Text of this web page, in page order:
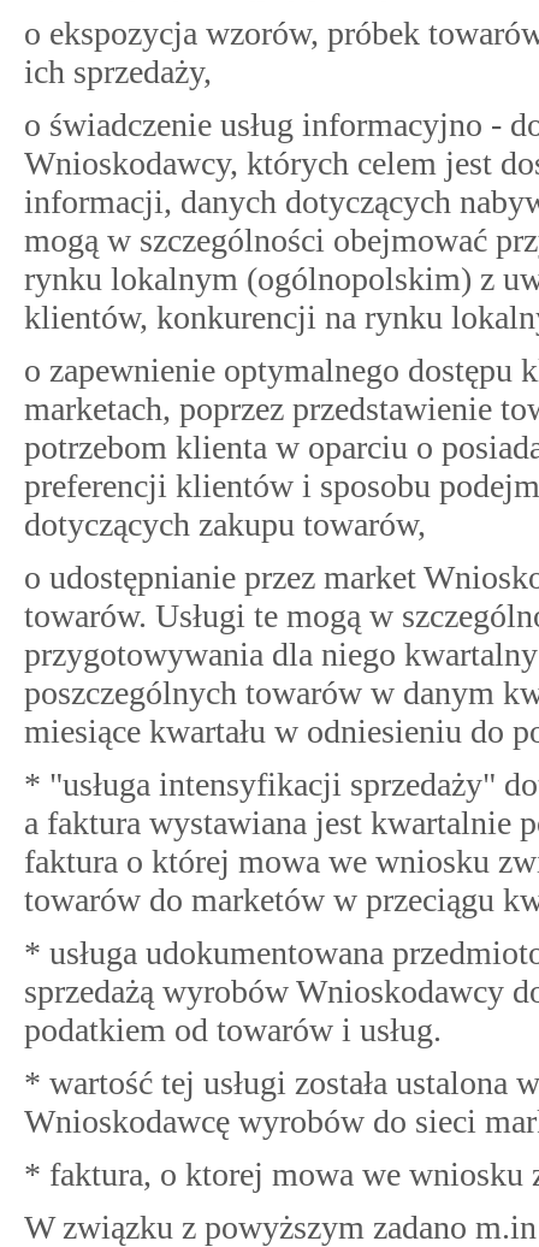
o ekspozycja wzorów, próbek
ich sprzedaży,
o świadczenie usług informacyjno -
Wnioskodawcy, których celem jest
informacji, danych dotyczących
mogą w szczególności obejmować
rynku lokalnym (ogólnopolskim) z
klientów, konkurencji na rynku
o zapewnienie optymalnego
marketach, poprzez przedstawienie
potrzebom klienta w oparciu o
preferencji klientów i sposobu
dotyczących zakupu towarów,
o udostępnianie przez market
towarów. Usługi te mogą w
przygotowywania dla niego
poszczególnych towarów w danym
miesiące kwartału w odniesieniu do
* "usługa intensyfikacji sprzedaży"
a faktura wystawiana jest kwartalnie
faktura o której mowa we wniosku
towarów do marketów w przeciągu
* usługa udokumentowana
sprzedażą wyrobów Wnioskodawcy
podatkiem od towarów i usług.
* wartość tej usługi została ustalona
Wnioskodawcę wyrobów do sieci
* faktura, o ktorej mowa we wniosku
W związku z powyższym zadano